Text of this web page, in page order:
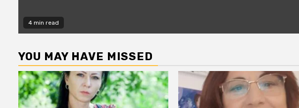
4 min read
YOU MAY HAVE MISSED